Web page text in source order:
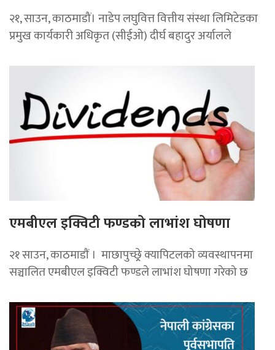
२१, साउन, काठमाडौं। नाडेप लघुवित्त वित्तीय संस्था लिमिटेडका
प्रमुख कार्यकारी अधिकृत (सीईओ) दीर्घ बहादुर अर्यालले
एमबीएल इक्विटी फण्डको लाभांश घोषणा
२१ साउन, काठमाडाैं । माछापुच्छ्र्रे क्यापिटलको व्यवस्थापनमा
सञ्चालित एमबीएल इक्विटी फण्डले लाभांश घोषणा गरेको छ